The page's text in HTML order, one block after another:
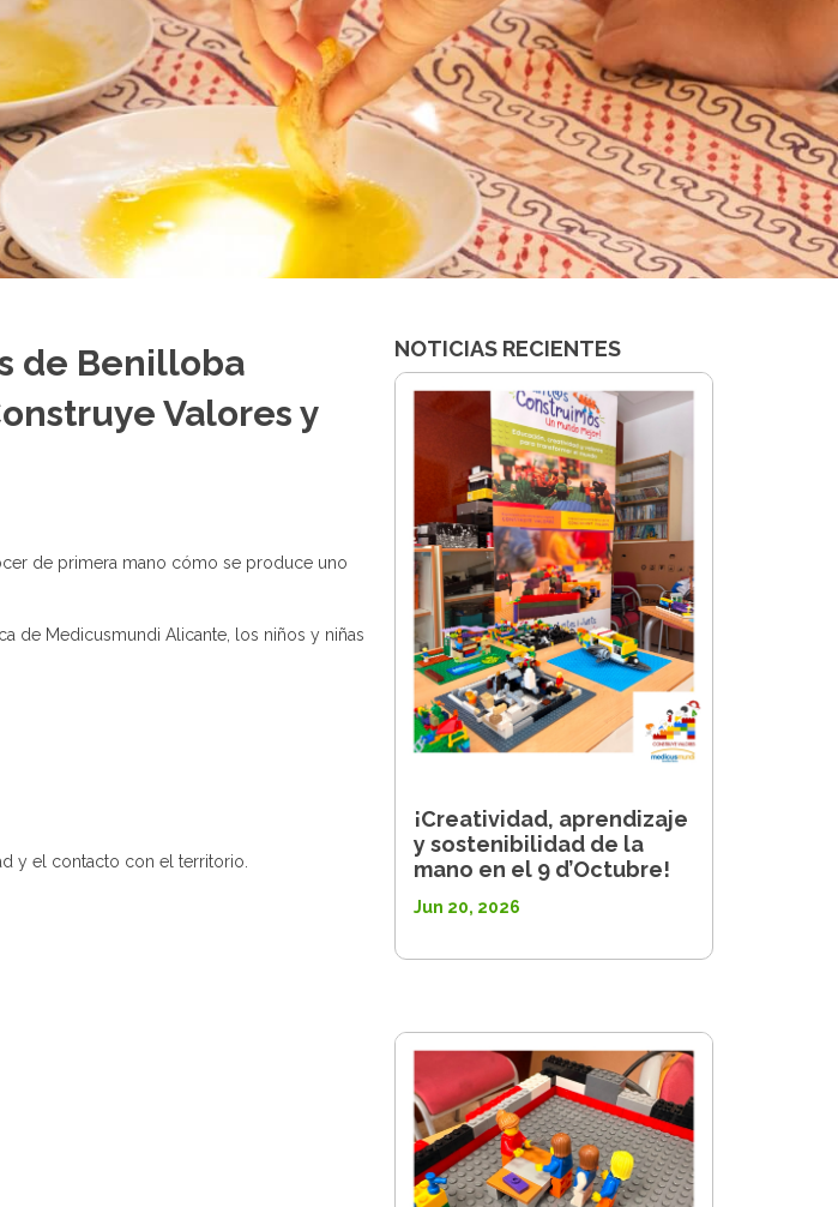
de Benilloba
Valores y
de primera mano cómo se produce uno
de Medicusmundi Alicante, los niños y niñas
y el contacto con el territorio.
NOTICIAS RECIENTES
¡Creatividad, aprendizaje
y sostenibilidad de la
mano en el 9 d’Octubre!
Jun 20, 2026